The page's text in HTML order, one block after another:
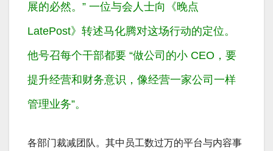
展的必然。” 一位与会人士向《晚点
LatePost》转述马化腾对这场行动的定位。
他号召每个干部都要 “做公司的小 CEO，要
提升经营和财务意识，像经营一家公司一样
管理业务”。
各部门裁减团队。其中员工数过万的平台与内容事